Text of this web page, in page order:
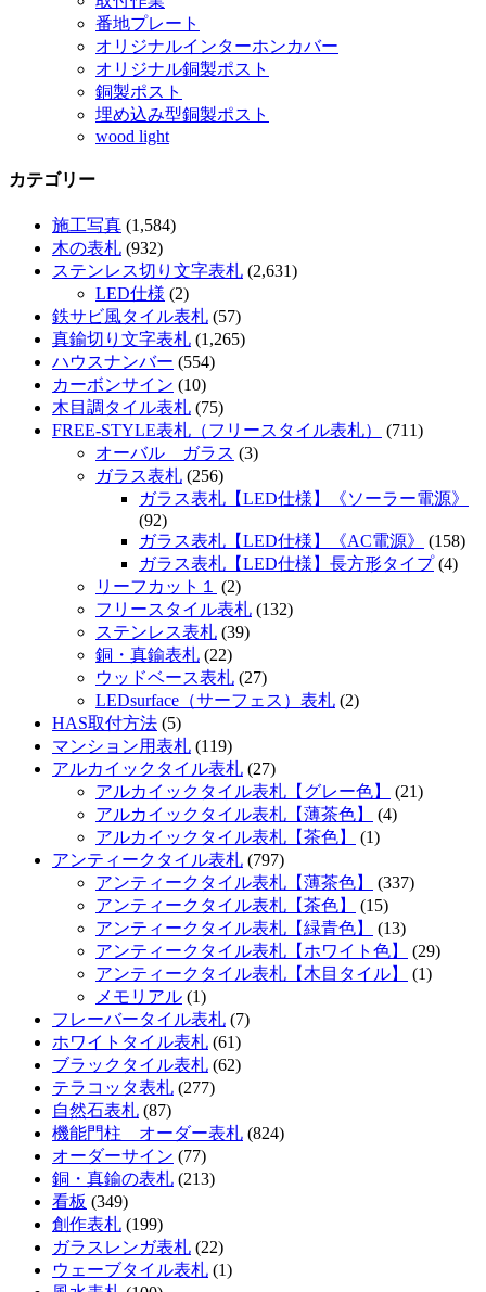
番地プレート
オリジナルインターホンカバー
オリジナル銅製ポスト
銅製ポスト
埋め込み型銅製ポスト
wood light
カテゴリー
施工写真 (1,584)
木の表札 (932)
ステンレス切り文字表札 (2,631)
LED仕様 (2)
鉄サビ風タイル表札 (57)
真鍮切り文字表札 (1,265)
ハウスナンバー (554)
カーボンサイン (10)
木目調タイル表札 (75)
FREE-STYLE表札（フリースタイル表札）
(711)
オーバル ガラス (3)
ガラス表札 (256)
ガラス表札【LED仕様】《ソーラー電源》
(92)
ガラス表札【LED仕様】《AC電源》
(158)
ガラス表札【LED仕様】長方形タイプ(4)
リーフカット１
(2)
フリースタイル表札 (132)
ステンレス表札 (39)
銅・真鍮表札 (22)
ウッドベース表札 (27)
LEDsurface（サーフェス）表札 (2)
HAS取付方法 (5)
マンション用表札 (119)
アルカイックタイル表札 (27)
アルカイックタイル表札【グレー色】
(21)
アルカイックタイル表札【薄茶色】
(4)
アルカイックタイル表札【茶色】
(1)
アンティークタイル表札 (797)
アンティークタイル表札【薄茶色】
(337)
アンティークタイル表札【茶色】
(15)
アンティークタイル表札【緑青色】
(13)
アンティークタイル表札【ホワイト色】
(29)
アンティークタイル表札【木目タイル】
(1)
メモリアル (1)
フレーバータイル表札 (7)
ホワイトタイル表札 (61)
ブラックタイル表札 (62)
テラコッタ表札 (277)
自然石表札 (87)
機能門柱 オーダー表札 (824)
オーダーサイン (77)
銅・真鍮の表札 (213)
看板 (349)
創作表札 (199)
ガラスレンガ表札 (22)
ウェーブタイル表札 (1)